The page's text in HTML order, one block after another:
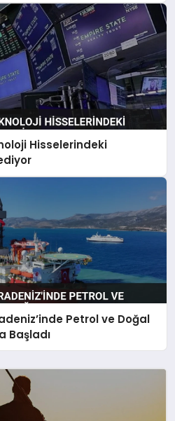
Hisselerindeki
Petrol ve Doğal
Başladı